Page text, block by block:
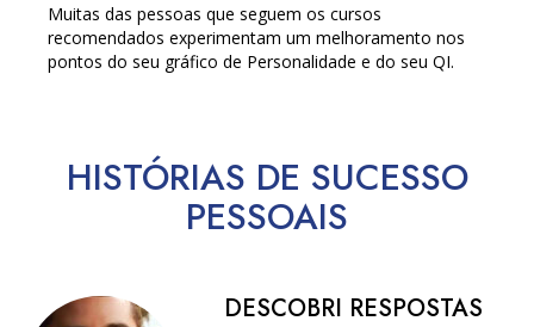
Muitas das pessoas que seguem os cursos
recomendados experimentam um melhoramento nos
pontos do seu gráfico de Personalidade e do seu QI.
HISTÓRIAS DE SUCESSO
PESSOAIS
DESCOBRI RESPOSTAS